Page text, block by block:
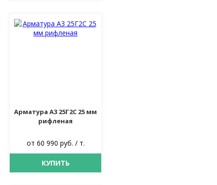
Арматура А3 25Г2С 25 мм
рифленая
от 60 990 руб. / т.
КУПИТЬ